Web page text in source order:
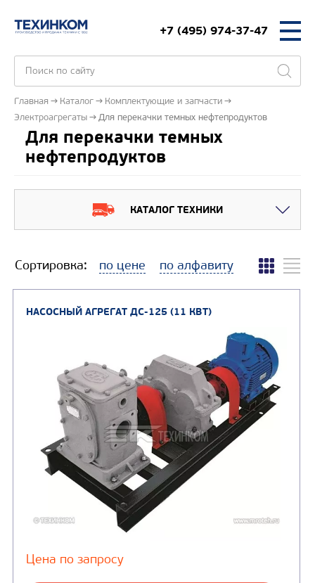
+7 (495) 974-37-47
Главная Каталог
Комплектующие и запчасти
Электроагрегаты
Для перекачки темных нефтепродуктов
Для перекачки темных
нефтепродуктов
КАТАЛОГ ТЕХНИКИ
Сортировка: по цене по алфавиту
НАСОСНЫЙ АГРЕГАТ ДС-125 (11 КВТ)